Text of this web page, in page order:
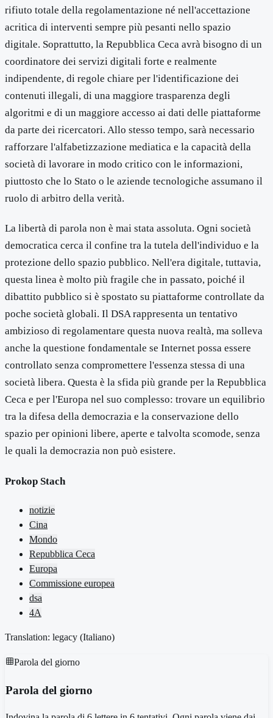
rifiuto totale della regolamentazione né nell'accettazione
acritica di interventi sempre più pesanti nello spazio
digitale. Soprattutto, la Repubblica Ceca avrà bisogno di un
coordinatore dei servizi digitali forte e realmente
indipendente, di regole chiare per l'identificazione dei
contenuti illegali, di una maggiore trasparenza degli
algoritmi e di un maggiore accesso ai dati delle piattaforme
da parte dei ricercatori. Allo stesso tempo, sarà necessario
rafforzare l'alfabetizzazione mediatica e la capacità della
società di lavorare in modo critico con le informazioni,
piuttosto che lo Stato o le aziende tecnologiche assumano il
ruolo di arbitro della verità.
La libertà di parola non è mai stata assoluta. Ogni società
democratica cerca il confine tra la tutela dell'individuo e la
protezione dello spazio pubblico. Nell'era digitale, tuttavia,
questa linea è molto più fragile che in passato, poiché il
dibattito pubblico si è spostato su piattaforme controllate da
poche società globali. Il DSA rappresenta un tentativo
ambizioso di regolamentare questa nuova realtà, ma solleva
anche la questione fondamentale se Internet possa essere
controllato senza compromettere l'essenza stessa di una
società libera. Questa è la sfida più grande per la Repubblica
Ceca e per l'Europa nel suo complesso: trovare un equilibrio
tra la difesa della democrazia e la conservazione dello
spazio per opinioni libere, aperte e talvolta scomode, senza
le quali la democrazia non può esistere.
Prokop Stach
notizie
Cina
Mondo
Repubblica Ceca
Europa
Commissione europea
dsa
4A
Translation: legacy (Italiano)
Parola del giorno
Parola del giorno